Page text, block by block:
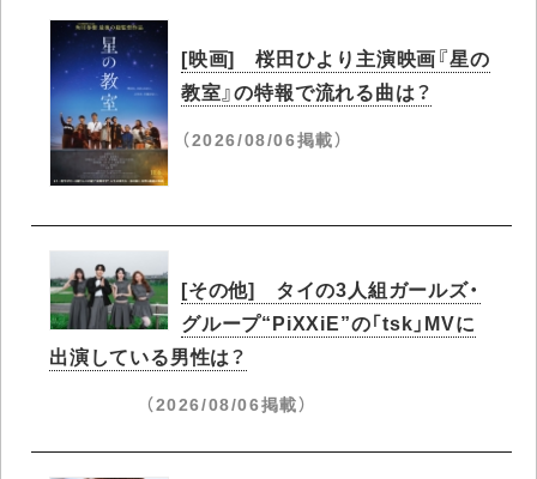
[映画] 桜田ひより主演映画『星の
教室』の特報で流れる曲は？
（2026/08/06掲載）
[その他] タイの3人組ガールズ・
グループ“PiXXiE”の「tsk」MVに
出演している男性は？
（2026/08/06掲載）